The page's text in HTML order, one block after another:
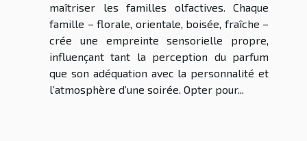
maîtriser les familles olfactives. Chaque
famille – florale, orientale, boisée, fraîche –
crée une empreinte sensorielle propre,
influençant tant la perception du parfum
que son adéquation avec la personnalité et
l’atmosphère d’une soirée. Opter pour...